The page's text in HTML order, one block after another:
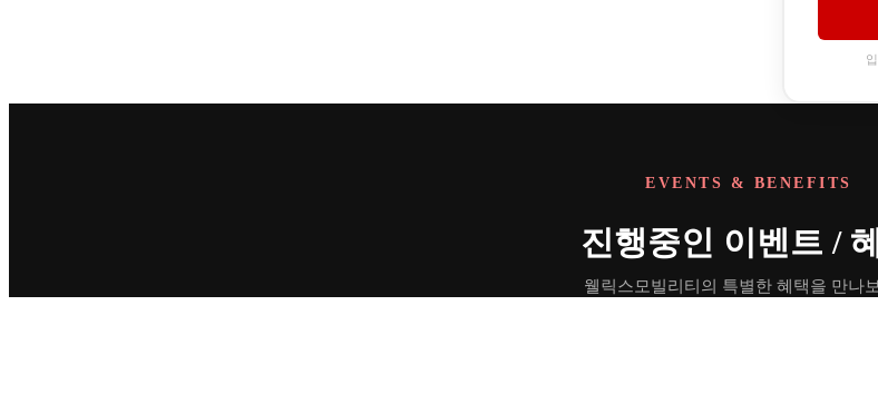
4.
EVENTS & BENEFITS
진행중인 이벤트 /
웰릭스모빌리티의 특별한 혜택을 만나